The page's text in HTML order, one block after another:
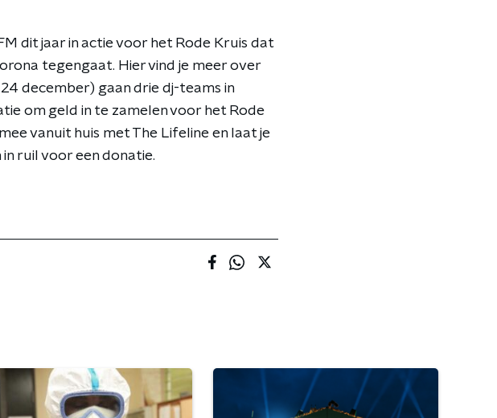
dit jaar in actie voor het Rode Kruis dat
tegengaat. Hier vind je meer over
december) gaan drie dj-teams in
om geld in te zamelen voor het Rode
vanuit huis met The Lifeline en laat je
ruil voor een donatie.